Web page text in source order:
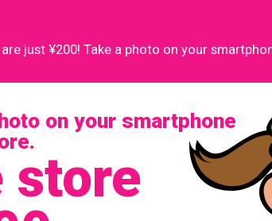
just ¥200! Take a photo on your
on your smartphone
store